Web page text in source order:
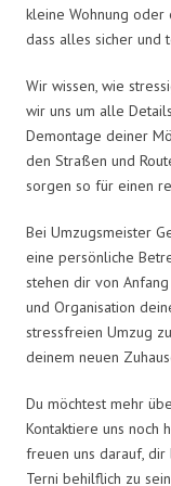
kleine Wohnung oder
dass alles sicher und
Wir wissen, wie
wir uns um alle
Demontage deiner
den Straßen und
sorgen so für einen
Bei Umzugsmeister
eine persönliche
stehen dir von
und Organisation
stressfreien Umzug
deinem neuen
Du möchtest mehr
Kontaktiere uns noch
freuen uns darauf,
Terni behilflich zu